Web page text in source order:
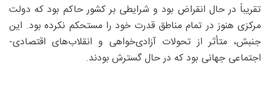
تقریباً در حال انقراض بود و شرایطی بر کشور حاکم بود که دولت
مرکزی هنوز در تمام مناطق قدرت خود را مستحکم نکرده بود. این
جنبش، متأثر از تحولات آزادی‌خواهی و انقلاب‌های اقتصادی-
اجتماعی جهانی بود که در حال گسترش بودند.